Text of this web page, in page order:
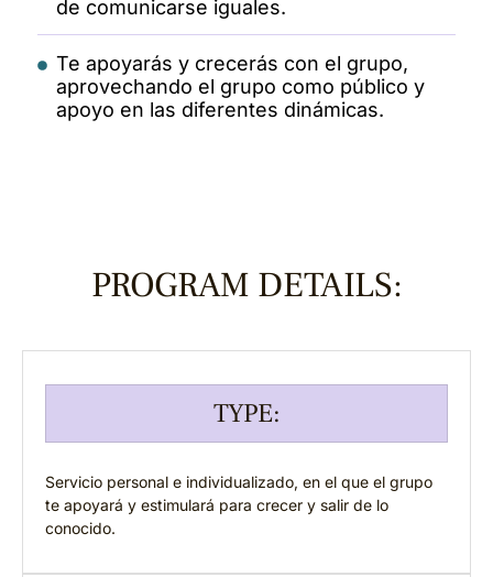
de comunicarse iguales.
Te apoyarás y crecerás con el grupo,
aprovechando el grupo como público y
apoyo en las diferentes dinámicas.
PROGRAM DETAILS:
TYPE:
Servicio personal e individualizado, en el que el grupo
te apoyará y estimulará para crecer y salir de lo
conocido.